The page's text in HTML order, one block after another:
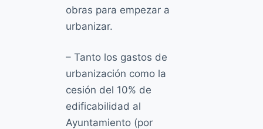
obras para empezar a
urbanizar.
– Tanto los gastos de
urbanización como la
cesión del 10% de
edificabilidad al
Ayuntamiento (por